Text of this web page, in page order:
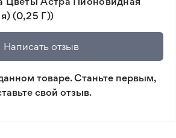
растения.
Возврат средств за товар,
ожиданиям. Согласно
300 грн.
(0,25 Г))
Написать отзыв
товаре. Станьте первым,
свой отзыв.